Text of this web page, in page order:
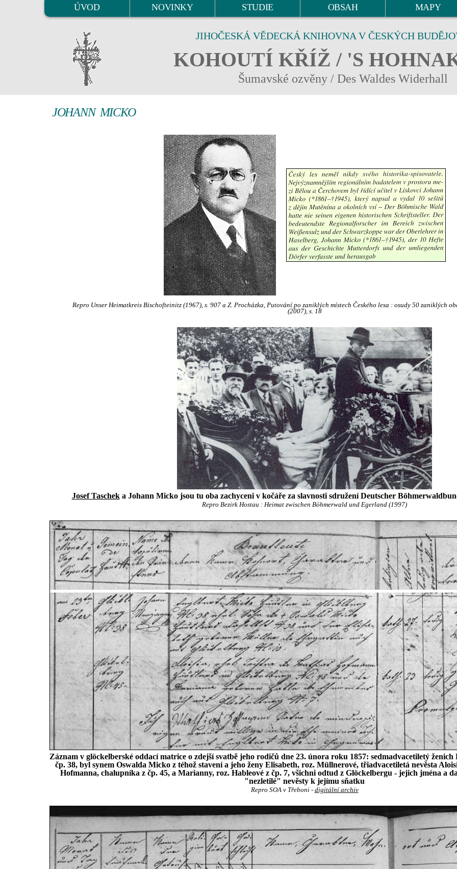
ÚVOD NOVINKY STUDIE OBSAH MAPY
JIHOČESKÁ VĚDECKÁ KNIHOVNA V ČESKÝCH
KOHOUTÍ KŘÍŽ / 'S
Šumavské ozvěny / Des Waldes Widerhall
JOHANN MICKO
Repro Unser Heimatkreis Bischofteinitz (1967), s. 907 a Z. Procházka, Putování po zaniklých místech Českého lesa : osudy 50 zaniklých
(2007), s. 18
Josef Tascheka Johann Micko jsou tu oba zachyceni v kočáře za slavnosti sdružení Deutscher
Repro Bezirk Hostau : Heimat zwischen Böhmerwald und Egerland (1997)
Záznam v glöckelberské oddací matrice o zdejší svatbě jeho rodičů dne 23. února roku 1857: sedmadvacetiletý
čp. 38, byl synem Oswalda Micko z téhož stavení a jeho ženy Elisabeth, roz. Müllnerové, třiadvacetiletá nevěsta
Hofmanna, chalupníka z čp. 45, a Marianny, roz. Hableové z čp. 7, všichni odtud z Glöckelbergu - jejich jména a
"nezletilé" nevěsty k jejímu sňatku
Repro SOA v Třeboni - digitální archiv